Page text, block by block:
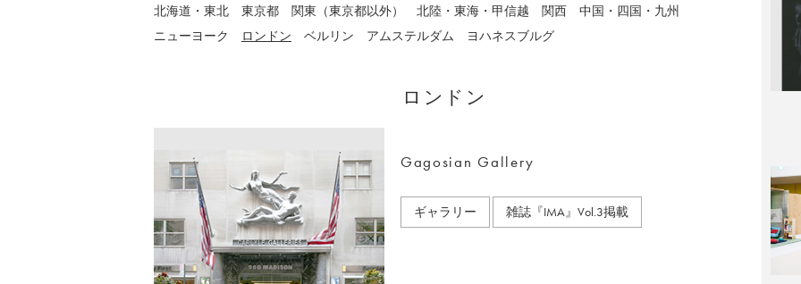
北海道・東北 東京都 関東（東京都以外） 北陸・東海・甲信越 関西
中国・四国・九州
ニューヨーク
ロンドン ベルリン アムステルダム ヨハネスブルグ
ロンドン
Gagosian Gallery
ギャラリー 雑誌『IMA』Vol.3掲載